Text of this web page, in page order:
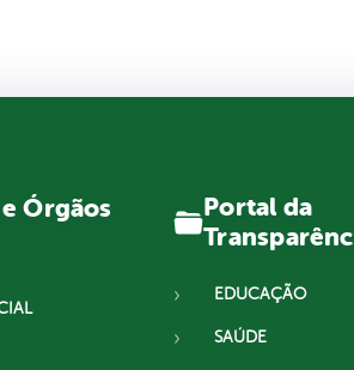
Órgãos
Portal da
EDUCAÇÃO
SAÚDE